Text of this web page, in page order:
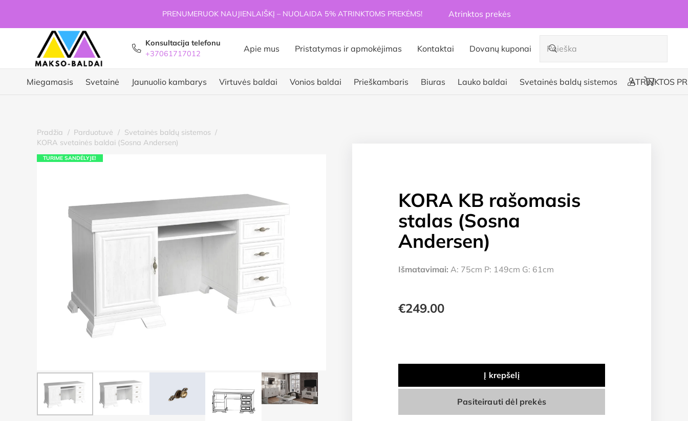
PRENUMERUOK NAUJIENLAIŠKĮ – NUOLAIDA 5% ATRINKTOMS PREKĖMS! Atrinktos prekės
Konsultacija telefonu
+37061717012
Apie mus Pristatymas ir apmokėjimas Kontaktai Dovanų kuponai
Miegamasis Svetainė Jaunuolio kambarys Virtuvės baldai Vonios baldai Prieškambaris Biuras Lauko baldai Svetainės baldų sistemos ATRINKTOS
Pradžia / Parduotuvė / Svetainės baldų sistemos /
KORA svetainės baldai (Sosna Andersen)
TURIME SANDĖLYJE!
KORA KB rašomasis
stalas (Sosna
Andersen)
Išmatavimai: A: 75cm P: 149cm G: 61cm
€249.00
Į krepšelį
Pasiteirauti dėl prekės